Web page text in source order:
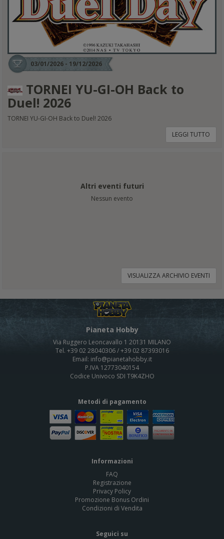
03/01/2026 - 19/12/2026
TORNEI YU-GI-OH Back to
Duel! 2026
TORNEI YU-GI-OH Back to Duel! 2026
LEGGI TUTTO
Altri eventi futuri
Nessun evento
VISUALIZZA ARCHIVIO EVENTI
Pianeta Hobby
Via Ruggero Leoncavallo 1 20131 MILANO
Tel. +39 02 28040306 / +39 02 87393016
Email: info@pianetahobby.it
P.IVA 12773040154
Codice Univoco SDI T9K4ZHO
Metodi di pagamento
Informazioni
FAQ
Registrazione
Privacy Policy
Promozione Bonus Ordini
Condizioni di Vendita
Seguici su